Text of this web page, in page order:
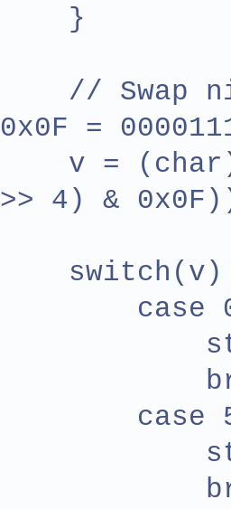
}
// Swap
0x0F =
v =
>> 4) &
switch(v)
case
case